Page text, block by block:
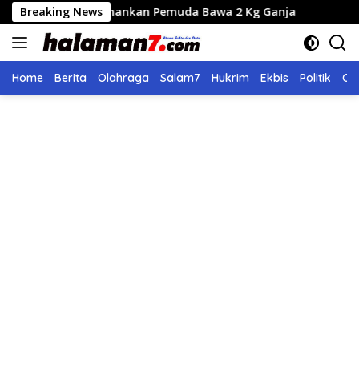
Langsung
ke
konten
Breaking News
Pemuda Bawa 2 Kg Ganja Seleksi Calon
Home Berita Olahraga Salam7 Hukrim Ekbis Politik